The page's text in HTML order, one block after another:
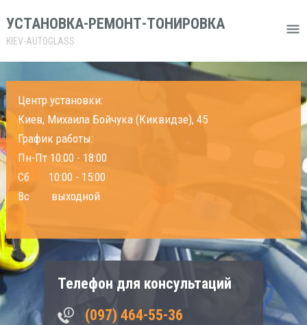
УСТАНОВКА-РЕМОНТ-ТОНИРОВКА
KIEV-AUTOGLASS
Центр установки:
Киев, Михаила Бойчука (Киквидзе), 45
График работы:
Пн-Пт 10:00 - 18:00
Сб 10:00 - 15:00
Вс выходной
Телефон для консультаций
‎(097) 464-55-36